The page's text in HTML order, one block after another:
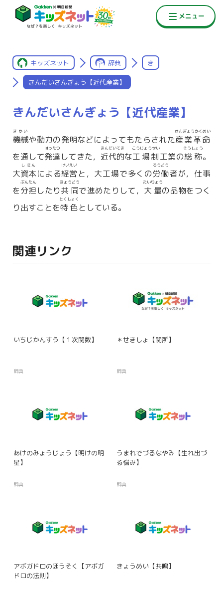
キッズネット 辞典 き
きんだいさんぎょう【近代産業】
きんだいさんぎょう【近代産業】
機械
きかい
や動力の発明などによってもたらされた産業革命
さんぎょうかくめい
を通して発達
はったつ
してきた， 近代的
きんだいてき
な工場制
こうじょうせい
工業の総称
そうしょう
。
大資本
しほん
による経営
けいえい
と，大工場で多くの労働
ろうどう
者が，仕事
を分担
ぶんたん
したり共同
きょうどう
で進めたりして， 大量
たいりょう
の品物をつく
り出すことを特色
とくしょく
としている。
関連リンク
いちじかんすう【１次関数】
辞典
＊せきしょ【関所】
辞典
あけのみょうじょう【明けの明
星】
辞典
うまれでづるなやみ【生れ出づ
る悩み】
辞典
アボガドロのほうそく【アボガ
ドロの法則】
きょうめい【共鳴】